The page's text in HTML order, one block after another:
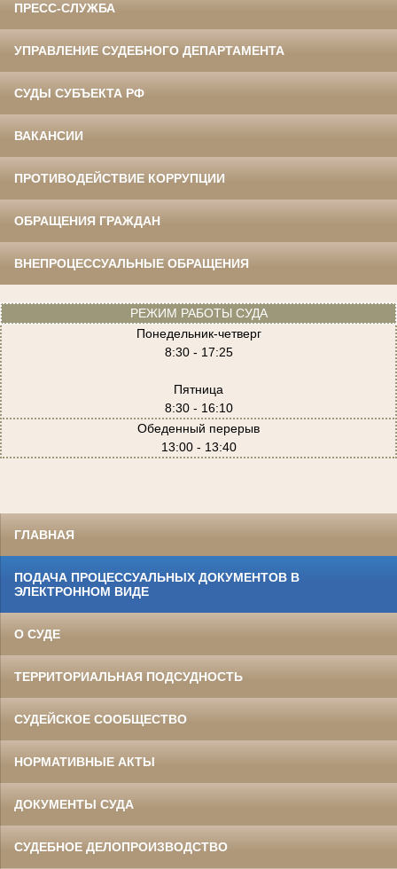
ПРЕСС-СЛУЖБА
УПРАВЛЕНИЕ СУДЕБНОГО ДЕПАРТАМЕНТА
СУДЫ СУБЪЕКТА РФ
ВАКАНСИИ
ПРОТИВОДЕЙСТВИЕ КОРРУПЦИИ
ОБРАЩЕНИЯ ГРАЖДАН
ВНЕПРОЦЕССУАЛЬНЫЕ ОБРАЩЕНИЯ
РЕЖИМ РАБОТЫ СУДА
Понедельник-четверг
8:30 - 17:25
Пятница
8:30 - 16:10
Обеденный перерыв
13:00 - 13:40
ГЛАВНАЯ
ПОДАЧА ПРОЦЕССУАЛЬНЫХ ДОКУМЕНТОВ В
ЭЛЕКТРОННОМ ВИДЕ
О СУДЕ
ТЕРРИТОРИАЛЬНАЯ ПОДСУДНОСТЬ
СУДЕЙСКОЕ СООБЩЕСТВО
НОРМАТИВНЫЕ АКТЫ
ДОКУМЕНТЫ СУДА
СУДЕБНОЕ ДЕЛОПРОИЗВОДСТВО